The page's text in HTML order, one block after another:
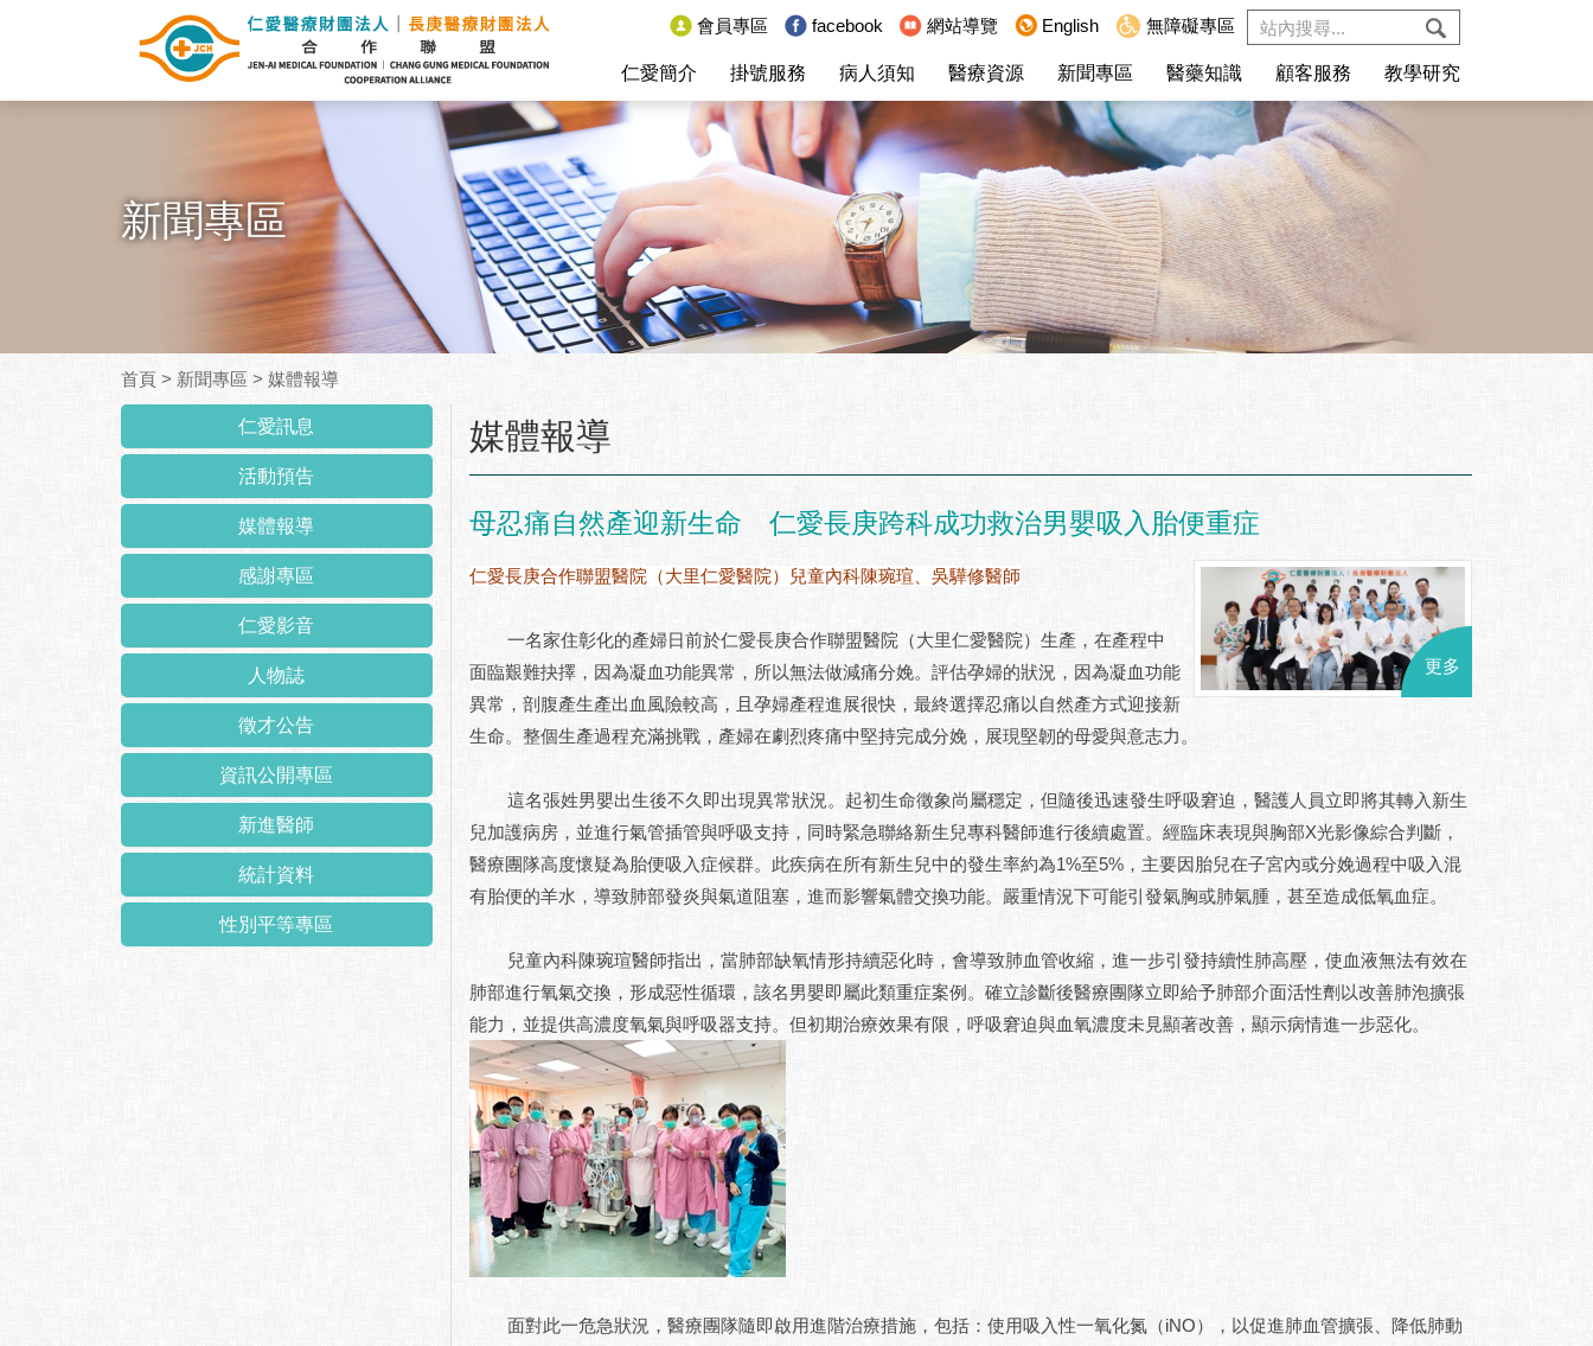
仁愛簡介 掛號服務 病人須知 醫療資源 新聞專區 醫藥知識 顧客服務 教學研究
會員專區 facebook 網站導覽 English 無障礙專區
新聞專區
首頁 > 新聞專區 > 媒體報導
仁愛訊息
活動預告
媒體報導
感謝專區
仁愛影音
人物誌
徵才公告
資訊公開專區
新進醫師
統計資料
性別平等專區
:::
媒體報導
母忍痛自然產迎新生命 仁愛長庚跨科成功救治男嬰吸入胎便重症
更多
仁愛長庚合作聯盟醫院（大里仁愛醫院）兒童內科陳琬瑄、吳驊修醫師
一名家住彰化的產婦日前於仁愛長庚合作聯盟醫院（大里仁愛醫院）生產，在產程中
面臨艱難抉擇，因為凝血功能異常，所以無法做減痛分娩。評估孕婦的狀況，因為凝血功能
異常，剖腹產生產出血風險較高，且孕婦產程進展很快，最終選擇忍痛以自然產方式迎接新
生命。整個生產過程充滿挑戰，產婦在劇烈疼痛中堅持完成分娩，展現堅韌的母愛與意志力。
這名張姓男嬰出生後不久即出現異常狀況。起初生命徵象尚屬穩定，但隨後迅速發生呼吸窘迫，醫護人員立即將其轉入新生
兒加護病房，並進行氣管插管與呼吸支持，同時緊急聯絡新生兒專科醫師進行後續處置。經臨床表現與胸部X光影像綜合判斷，
醫療團隊高度懷疑為胎便吸入症候群。此疾病在所有新生兒中的發生率約為1%至5%，主要因胎兒在子宮內或分娩過程中吸入混
有胎便的羊水，導致肺部發炎與氣道阻塞，進而影響氣體交換功能。嚴重情況下可能引發氣胸或肺氣腫，甚至造成低氧血症。
兒童內科陳琬瑄醫師指出，當肺部缺氧情形持續惡化時，會導致肺血管收縮，進一步引發持續性肺高壓，使血液無法有效在
肺部進行氧氣交換，形成惡性循環，該名男嬰即屬此類重症案例。確立診斷後醫療團隊立即給予肺部介面活性劑以改善肺泡擴張
能力，並提供高濃度氧氣與呼吸器支持。但初期治療效果有限，呼吸窘迫與血氧濃度未見顯著改善，顯示病情進一步惡化。
面對此一危急狀況，醫療團隊隨即啟用進階治療措施，包括：使用吸入性一氧化氮（iNO），以促進肺血管擴張、降低肺動